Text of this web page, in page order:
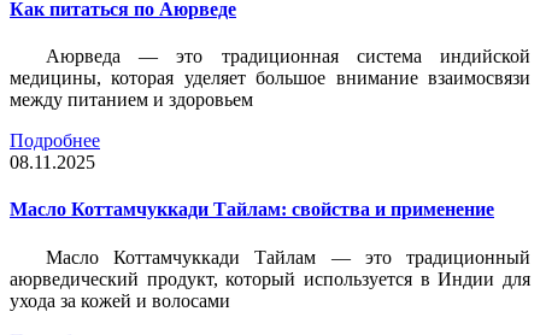
Как питаться по Аюрведе
Аюрведа — это традиционная система индийской
медицины, которая уделяет большое внимание взаимосвязи
между питанием и здоровьем
Подробнее
08.11.2025
Масло Коттамчуккади Тайлам: свойства и применение
Масло Коттамчуккади Тайлам — это традиционный
аюрведический продукт, который используется в Индии для
ухода за кожей и волосами